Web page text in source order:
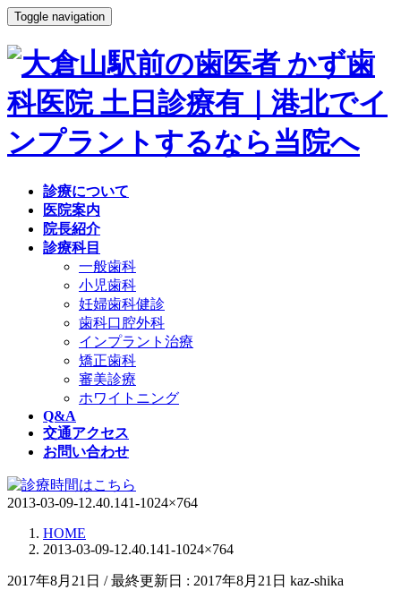
Toggle navigation
診療について
医院案内
院長紹介
診療科目
一般歯科
小児歯科
妊婦歯科健診
歯科口腔外科
インプラント治療
矯正歯科
審美診療
ホワイトニング
Q&A
交通アクセス
お問い合わせ
2013-03-09-12.40.141-1024×764
HOME
2013-03-09-12.40.141-1024×764
2017年8月21日 / 最終更新日 : 2017年8月21日 kaz-shika